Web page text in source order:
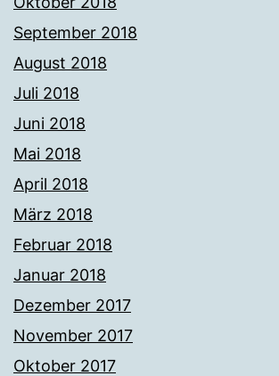
September 2018
August 2018
Juli 2018
Juni 2018
Mai 2018
April 2018
März 2018
Februar 2018
Januar 2018
Dezember 2017
November 2017
Oktober 2017